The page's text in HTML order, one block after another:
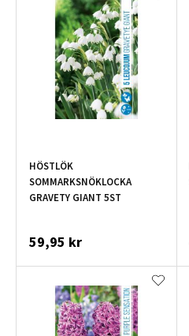
HÖSTLÖK
SOMMARKSNÖKLOCKA
GRAVETY GIANT 5ST
59,95 kr